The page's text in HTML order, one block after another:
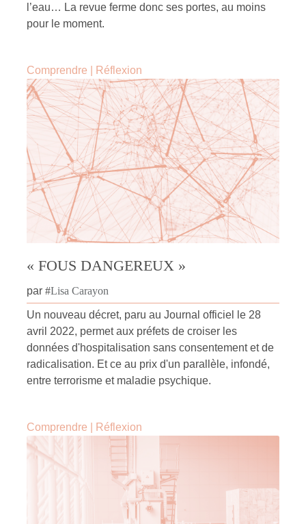
l’eau… La revue ferme donc ses portes, au moins
pour le moment.
Comprendre Réflexion
« FOUS DANGEREUX »
par #Lisa Carayon
Un nouveau décret, paru au Journal officiel le 28
avril 2022, permet aux préfets de croiser les
données d'hospitalisation sans consentement et de
radicalisation. Et ce au prix d'un parallèle, infondé,
entre terrorisme et maladie psychique.
Comprendre Réflexion